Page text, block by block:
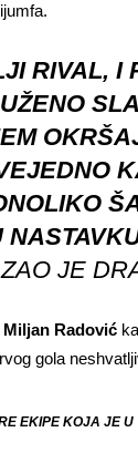
RIVAL, I
JE
Miljan Radović
gola
EKIPE KOJA JE U